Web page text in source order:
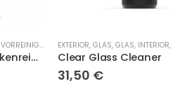
VORREINIGUNG
ICE Glas- & Wasserfleckenreiniger Gel
EXTERIOR, GLAS, GLAS, INTERIOR,
Clear Glass Cleaner
31,50 €